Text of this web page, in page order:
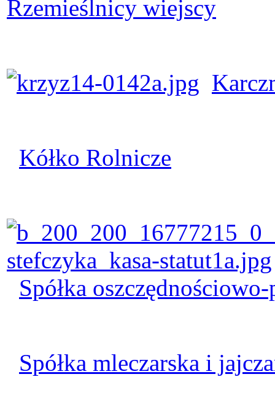
Rzemieślnicy wiejscy
Kółko Rolnicze
Spółka
Spółka mleczarska i